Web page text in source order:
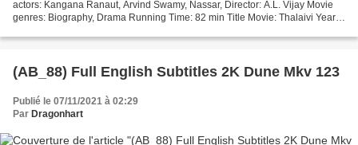
actors: Kangana Ranaut, Arvind Swamy, Nassar, Director: A.L. Vijay Movie
genres: Biography, Drama Running Time: 82 min Title Movie: Thalaivi Year:
(AB_88) Full English Subtitles 2K Dune Mkv 123
Publié le 07/11/2021 à 02:29
Par Dragonhart